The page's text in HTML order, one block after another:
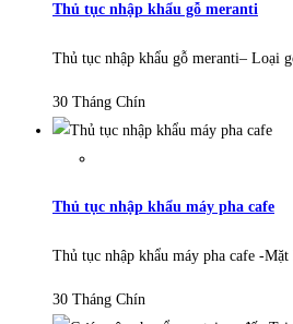
Thủ tục nhập khẩu gỗ meranti
Thủ tục nhập khẩu gỗ meranti– Loại
30 Tháng Chín
Thủ tục nhập khẩu máy pha cafe
Thủ tục nhập khẩu máy pha cafe -Mặt
30 Tháng Chín